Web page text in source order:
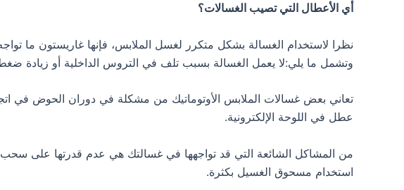
أي الأعطال التي تصيب الغسالات؟
نظرا لاستخدام الغسالة بشكل متكرر لغسل الملابس، فإنها غاريستون ما
وتشمل ما يلي:لا يعمل الغسالة بسبب تلف في التروس الداخلية أو زيادة
تعاني بعض غسالات الملابس الأوتوماتيك من مشكلة في دوران الحوض في
عطل في اللوحة الإلكترونية.
من المشاكل الشائعة التي قد تواجهها في غسالتك هي عدم قدرتها على
استخدام مسحوق الغسيل بكثرة.